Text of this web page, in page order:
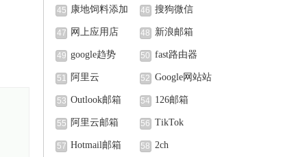
45 康地饲料添加
剂（北京）有限公
司
46 搜狗微信
47 网上应用店 48 新浪邮箱
49 google趋势 50 fast路由器
51 阿里云 52 Google网站站
长中心
53 Outlook邮箱 54 126邮箱
55 阿里云邮箱 56 TikTok
57 Hotmail邮箱 58 2ch